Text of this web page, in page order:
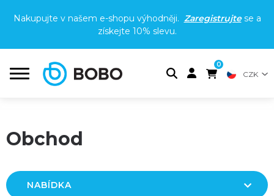
Nakupujte v našem e-shopu výhodněji. Zaregistrujtese a
získejte 10% slevu.
0
CZK
Obchod
NABÍDKA